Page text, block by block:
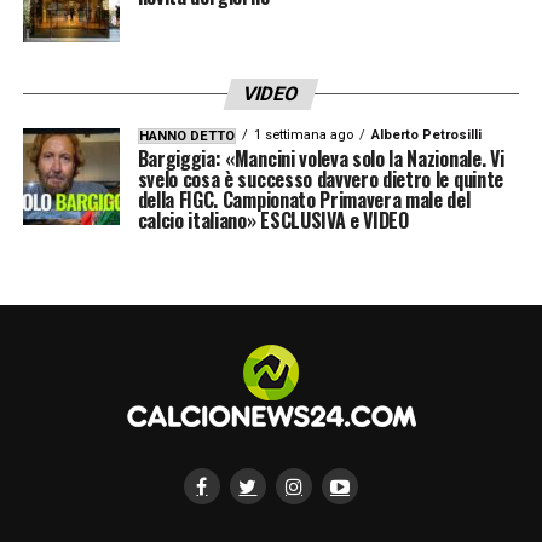
VIDEO
HANNO DETTO 1 settimana ago Alberto Petrosilli
Bargiggia: «Mancini voleva solo la Nazionale. Vi
svelo cosa è successo davvero dietro le quinte
della FIGC. Campionato Primavera male del
calcio italiano» ESCLUSIVA e VIDEO